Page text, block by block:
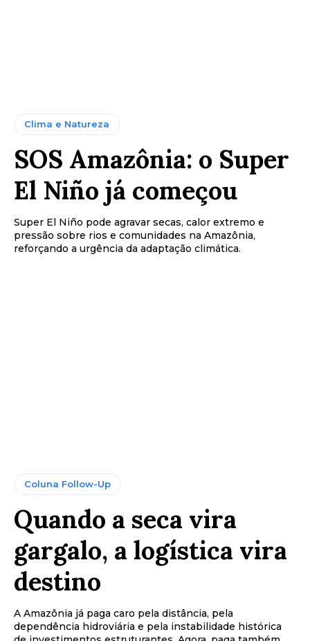
Clima e Natureza
SOS Amazônia: o Super
El Niño já começou
Super El Niño pode agravar secas, calor extremo e
pressão sobre rios e comunidades na Amazônia,
reforçando a urgência da adaptação climática.
Coluna Follow-Up
Quando a seca vira
gargalo, a logística vira
destino
A Amazônia já paga caro pela distância, pela
dependência hidroviária e pela instabilidade histórica